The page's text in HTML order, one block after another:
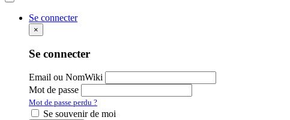
Se connecter
×
Se connecter
Email ou NomWiki
Mot de passe
Mot de passe perdu ?
Se souvenir de moi